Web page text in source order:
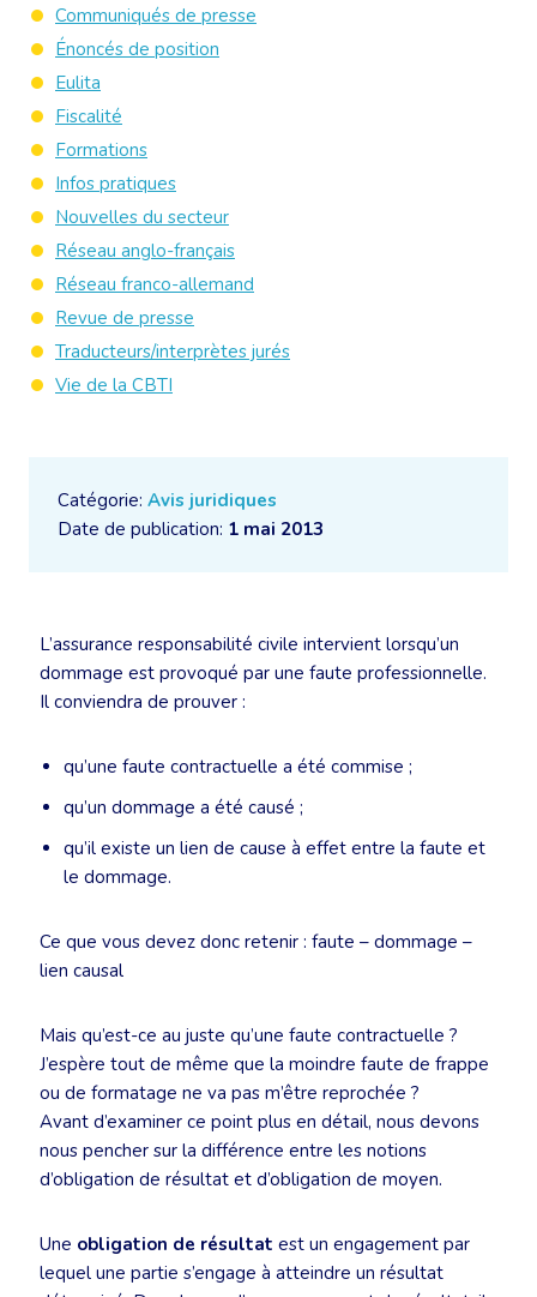
Catégorie: Avis juridiques
Date de publication: 1 mai 2013
L’assurance responsabilité civile intervient lorsqu’un
dommage est provoqué par une faute professionnelle.
Il conviendra de prouver :
qu’une faute contractuelle a été commise ;
qu’un dommage a été causé ;
qu’il existe un lien de cause à effet entre la faute et
le dommage.
Ce que vous devez donc retenir : faute – dommage –
lien causal
Mais qu’est-ce au juste qu’une faute contractuelle ?
J’espère tout de même que la moindre faute de frappe
ou de formatage ne va pas m’être reprochée ?
Avant d’examiner ce point plus en détail, nous devons
nous pencher sur la différence entre les notions
d’obligation de résultat et d’obligation de moyen.
Une obligation de résultat est un engagement par
lequel une partie s’engage à atteindre un résultat
Communiqués de presse
Énoncés de position
Eulita
Fiscalité
Formations
Infos pratiques
Nouvelles du secteur
Réseau anglo-français
Réseau franco-allemand
Revue de presse
Traducteurs/interprètes jurés
Vie de la CBTI